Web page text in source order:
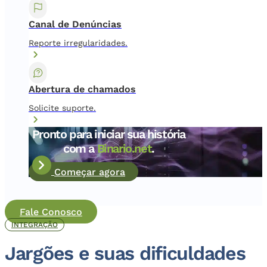
Canal de Denúncias
Reporte irregularidades.
Abertura de chamados
Solicite suporte.
Pronto para iniciar sua história
com aBinario.net.
Começar agora
Fale Conosco
INTEGRAÇÃO
Jargões e suas dificuldades